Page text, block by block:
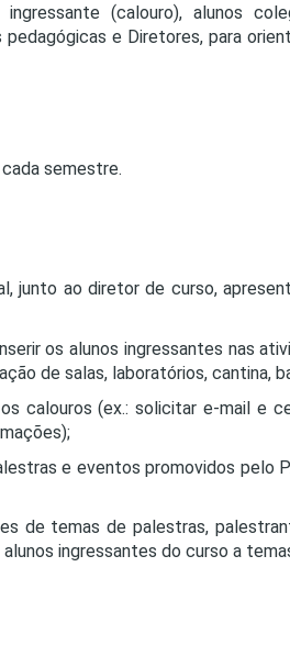
PROES
(calouro), alunos
e Diretores, para
semestre.
junto ao diretor de curso,
os alunos ingressantes nas
de salas, laboratórios, cantina,
calouros (ex.: solicitar e-mail e
e eventos promovidos pelo
de temas de palestras,
ingressantes do curso a